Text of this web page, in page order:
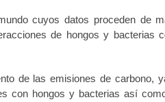
cuyos datos proceden de
de hongos y bacterias
de las emisiones de carbono,
con hongos y bacterias así